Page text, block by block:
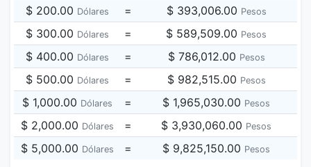
$ 200.00 Dólares = $ 393,006.00 Pesos
$ 300.00 Dólares = $ 589,509.00 Pesos
$ 400.00 Dólares = $ 786,012.00 Pesos
$ 500.00 Dólares = $ 982,515.00 Pesos
$ 1,000.00 Dólares = $ 1,965,030.00 Pesos
$ 2,000.00 Dólares = $ 3,930,060.00 Pesos
$ 5,000.00 Dólares = $ 9,825,150.00 Pesos